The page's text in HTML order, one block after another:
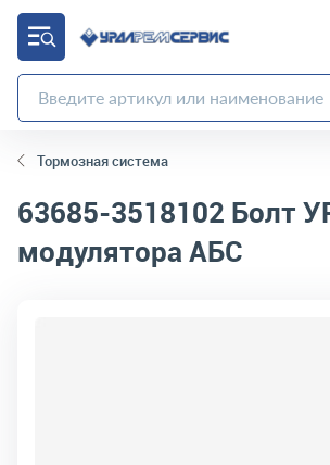
Тормозная система
63685-3518102 Болт
модулятора АБС